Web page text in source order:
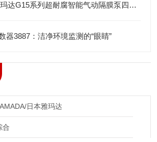
日本YAMADA雅玛达G15系列超耐腐智能气动隔膜泵四川代理店
器3887：洁净环境监测的“眼睛”
日本雅玛达
合